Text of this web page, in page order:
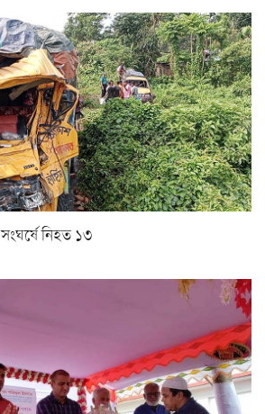
নিহত ১৩